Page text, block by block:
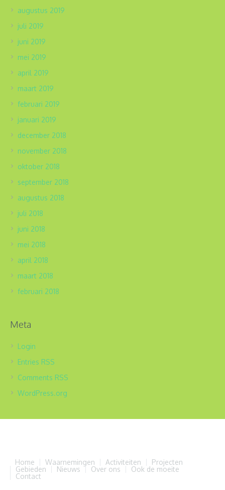
augustus 2019
juli 2019
juni 2019
mei 2019
april 2019
maart 2019
februari 2019
januari 2019
december 2018
november 2018
oktober 2018
september 2018
augustus 2018
juli 2018
juni 2018
mei 2018
april 2018
maart 2018
februari 2018
Meta
Login
Entries RSS
Comments RSS
WordPress.org
Home Waarnemingen Activiteiten
Projecten
Gebieden
Nieuws Over ons
Ook de moeite
Contact